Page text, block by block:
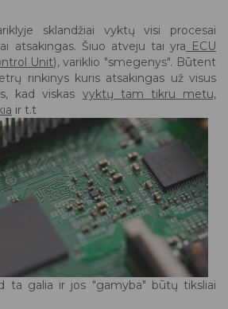
sklandžiai vyktų visi procesai
atsakingas. Šiuo atveju tai yra ECU
Unit), variklio "smegenys". Būtent
rinkinys kuris atsakingas už visus
kad viskas vyktų tam tikru metu,
ir t.t
ta galia ir jos "gamyba" būtų tiksliai